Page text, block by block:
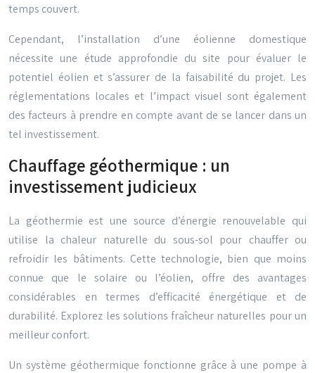
temps couvert.
Cependant, l’installation d’une éolienne domestique
nécessite une étude approfondie du site pour évaluer le
potentiel éolien et s’assurer de la faisabilité du projet. Les
réglementations locales et l’impact visuel sont également
des facteurs à prendre en compte avant de se lancer dans un
tel investissement.
Chauffage géothermique : un
investissement judicieux
La géothermie est une source d’énergie renouvelable qui
utilise la chaleur naturelle du sous-sol pour chauffer ou
refroidir les bâtiments. Cette technologie, bien que moins
connue que le solaire ou l’éolien, offre des avantages
considérables en termes d’efficacité énergétique et de
durabilité. Explorez les solutions fraîcheur naturelles pour un
meilleur confort.
Un système géothermique fonctionne grâce à une pompe à